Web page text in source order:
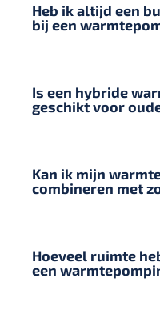
Heb ik altijd een
bij een
Is een hybride
geschikt voor
Kan ik mijn
combineren met
Hoeveel ruimte
een